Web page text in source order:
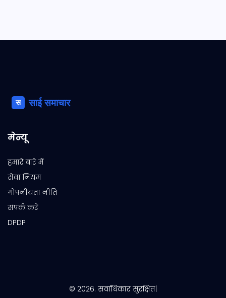
मेन्यू
हमारे बारे में
सेवा नियम
गोपनीयता नीति
संपर्क करें
DPDP
© 2026. सर्वाधिकार सुरक्षित|